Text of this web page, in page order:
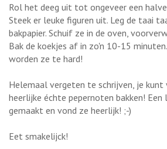
Rol het deeg uit tot ongeveer een
Steek er leuke figuren uit. Leg de taai
bakpapier. Schuif ze in de oven,
Bak de koekjes af in zo'n 10-15
worden ze te hard!
Helemaal vergeten te schrijven, je kunt
heerlijke échte pepernoten bakken!
gemaakt en vond ze heerlijk! ;-)
Eet smakelijck!